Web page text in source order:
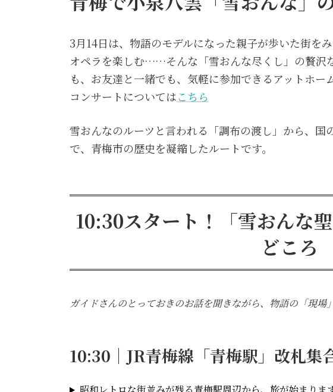
3月14日は、物語のモデルになった親子が歩いた街を
オペラを楽しむ……そんな「雪おんな尽くし」の贅沢
も、お友達と一緒でも、気軽に参加できるアットホー
コンサートについてはこちら
雪おんなのルーツと言われる「調布の渡し」から、国
で、青梅市の歴史を凝縮したルートです。
10:30スタート！「雪おんな
どころ
ガイドさんのとっておきのお話を聞きながら、物語の「現場
10:30｜JR青梅線「青梅駅」改札集